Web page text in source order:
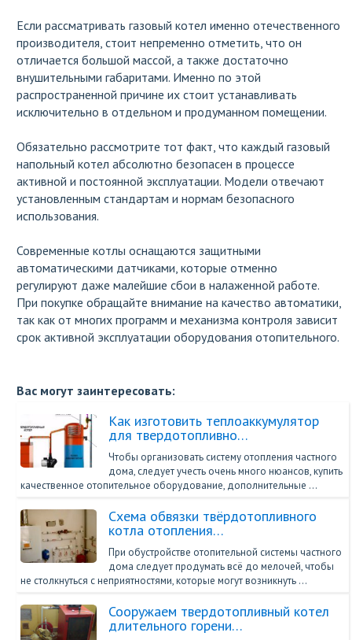
Если рассматривать газовый котел именно отечественного
производителя, стоит непременно отметить, что он
отличается большой массой, а также достаточно
внушительными габаритами. Именно по этой
распространенной причине их стоит устанавливать
исключительно в отдельном и продуманном помещении.
Обязательно рассмотрите тот факт, что каждый газовый
напольный котел абсолютно безопасен в процессе
активной и постоянной эксплуатации. Модели отвечают
установленным стандартам и нормам безопасного
использования.
Современные котлы оснащаются защитными
автоматическими датчиками, которые отменно
регулируют даже малейшие сбои в налаженной работе.
При покупке обращайте внимание на качество автоматики,
так как от многих программ и механизма контроля зависит
срок активной эксплуатации оборудования отопительного.
Вас могут заинтересовать:
Как изготовить теплоаккумулятор
для твердотопливно…
Чтобы организовать систему отопления частного
дома, следует учесть очень много нюансов, купить
качественное отопительное оборудование, дополнительные …
Схема обвязки твёрдотопливного
котла отопления…
При обустройстве отопительной системы частного
дома следует продумать всё до мелочей, чтобы
не столкнуться с неприятностями, которые могут возникнуть …
Сооружаем твердотопливный котел
длительного горени…